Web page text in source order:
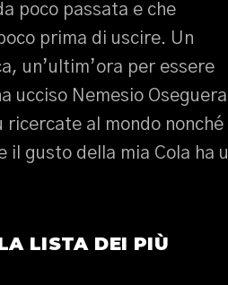
poco passata e che
prima di uscire. Un
un’ultim’ora per essere
ucciso Nemesio Oseguera
al mondo nonché
gusto della mia Cola ha
LISTA DEI PIÙ